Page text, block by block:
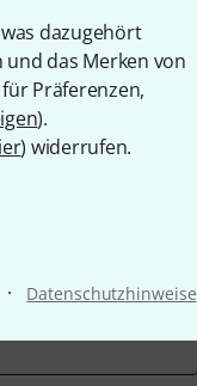
dazugehört
und das Merken von
Präferenzen,
).
) widerrufen.
· Datenschutzhinweise